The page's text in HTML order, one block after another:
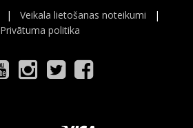
| Veikala lietošanas noteikumi |
Privātuma politika